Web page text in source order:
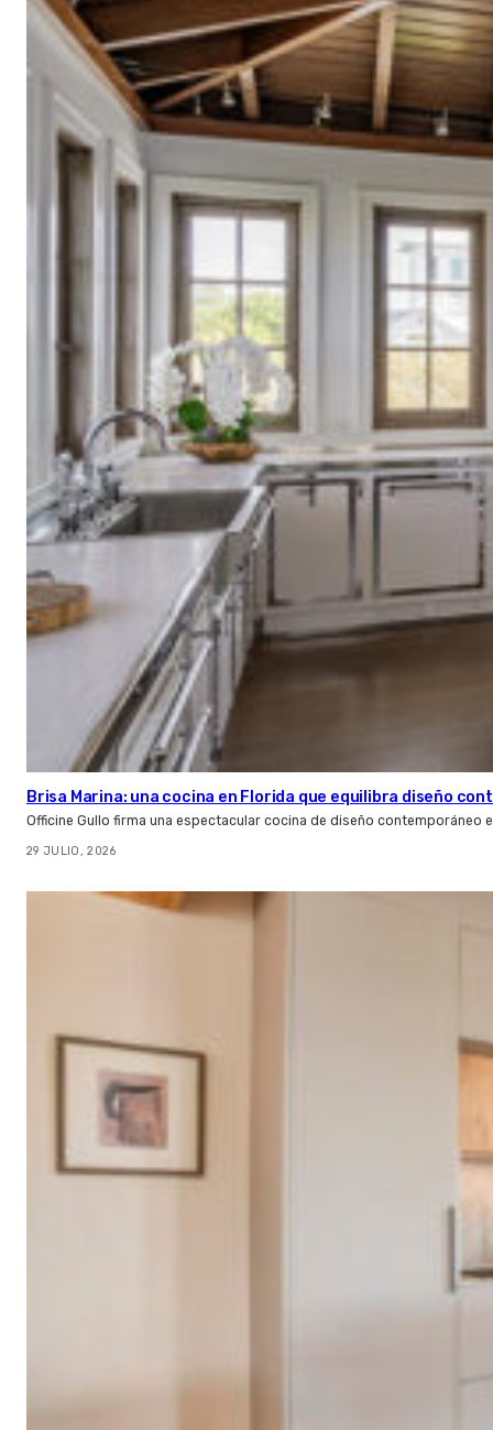
Brisa Marina: una cocina en Florida que equilibra diseño
Officine Gullo firma una espectacular cocina de diseño contemporáneo
29 JULIO, 2026